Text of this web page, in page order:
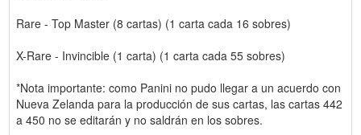
Rare - Top Master (8 cartas) (1 carta cada 16 sobres)
X-Rare - Invincible (1 carta) (1 carta cada 55 sobres)
*Nota importante: como Panini no pudo llegar a un acuerdo con
Nueva Zelanda para la producción de sus cartas, las cartas 442
a 450 no se editarán y no saldrán en los sobres.